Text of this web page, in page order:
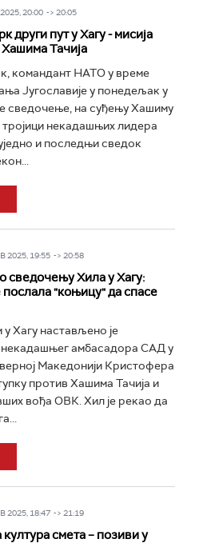
20:00 -> 20:05
други пут у Хагу - мисија
Тачија
командант НАТО у време
Југославије у понедељак у
сведочење, на суђењу Хашиму
тројици некадашњих лидера
и последњи сведок
19:55 -> 20:58
сведочењу Хила у Хагу:
послала "коњицу" да спасе
Хагу настављено је
амбасадора САД у
Македонији Кристофера
против Хашима Тачија и
вођа ОВК. Хил је рекао да
18:47 -> 21:19
смета – позиви у